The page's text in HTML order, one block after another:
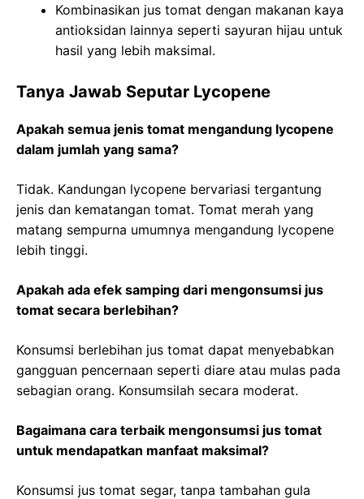
Kombinasikan jus tomat dengan makanan kaya
antioksidan lainnya seperti sayuran hijau untuk
hasil yang lebih maksimal.
Tanya Jawab Seputar Lycopene
Apakah semua jenis tomat mengandung lycopene
dalam jumlah yang sama?
Tidak. Kandungan lycopene bervariasi tergantung
jenis dan kematangan tomat. Tomat merah yang
matang sempurna umumnya mengandung lycopene
lebih tinggi.
Apakah ada efek samping dari mengonsumsi jus
tomat secara berlebihan?
Konsumsi berlebihan jus tomat dapat menyebabkan
gangguan pencernaan seperti diare atau mulas pada
sebagian orang. Konsumsilah secara moderat.
Bagaimana cara terbaik mengonsumsi jus tomat
untuk mendapatkan manfaat maksimal?
Konsumsi jus tomat segar, tanpa tambahan gula